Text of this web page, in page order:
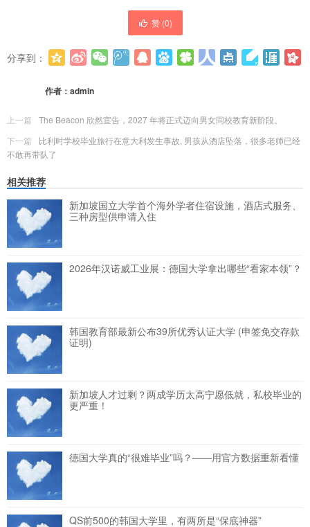
赞 (0)
分享到：
作者： admin
上一篇
The Beacon 欣然宣告，2027 年将正式迈向男女同校教育新阶段。
下一篇
比利时学校毕业旅行在意大利发生事故, 男孩从酒店坠落，很多老师已经
不敢再带队了
相关推荐
新加坡国立大学首个海外学者住宿设施，酒店式服务、
三种房型供申请入住
2026年汉诺威工业展：德国大学拿出哪些“看家本领”？
韩国教育部最新公布39所优秀认证大学 (申签免交存款
证明)
新加坡人才过剩？两成学历太高宁愿低就，私校毕业的
更严重！
德国大学真的“很难毕业”吗？——用官方数据重新看懂
QS前500的韩国大学里，有两所是“保底神器”